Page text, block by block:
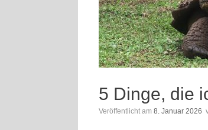
5 Dinge, die
Veröffentlicht am 8. Januar 2026